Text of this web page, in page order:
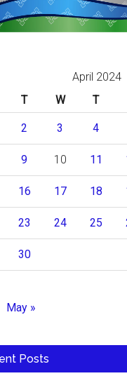
April 2024
T W T
2 3 4
9 10 11
16 17 18
23 24 25
30
May »
Posts